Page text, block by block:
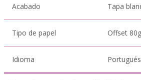
Acabado Tapa
Tipo de papel Offset 80g
Idioma Portugués